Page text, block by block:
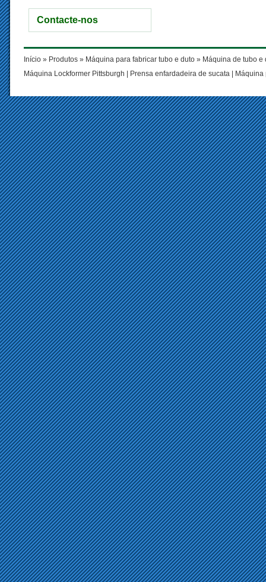
Contacte-nos
Início » Produtos » Máquina para fabricar tubo e duto » Máquina de tubo e
Máquina Lockformer Pittsburgh
Prensa enfardadeira de sucata Máquina